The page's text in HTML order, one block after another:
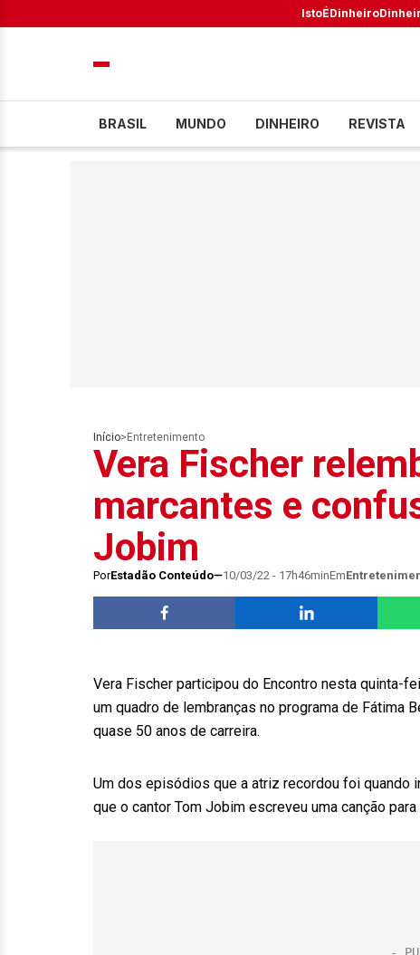
IstoÉDinheiro
BRASIL MUNDO DINHEIRO REVISTA
Início> Entretenimento
Vera Fischer
marcantes e
Jobim
PorEstadão Conteúdo 10/03/22 - 17h46minEm
Vera Fischer participou do Encontro nesta quinta-
um quadro de lembranças no programa de Fátima
quase 50 anos de carreira.
Um dos episódios que a atriz recordou foi quando
que o cantor Tom Jobim escreveu uma canção